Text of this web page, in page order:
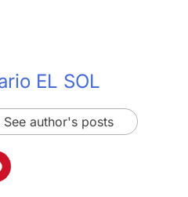
EL SOL
See author's posts